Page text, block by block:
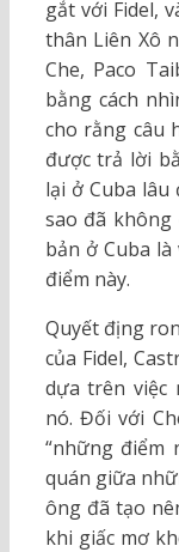
gắt với Fidel,
thân Liên Xô
Che, Paco
bằng cách
cho rằng câu
được trả lời
lại ở Cuba
sao đã không
bản ở Cuba
điểm này.
Quyết địng
của Fidel,
dựa trên việc
nó. Đối với
“những điểm
quán giữa
ông đã tạo
khi giấc mơ